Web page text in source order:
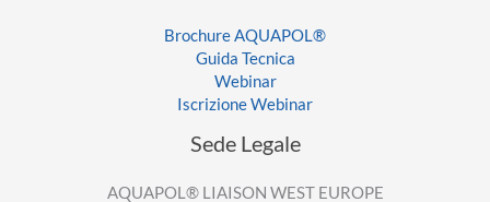
Brochure AQUAPOL®
Guida Tecnica
Webinar
Iscrizione Webinar
Sede Legale
AQUAPOL® LIAISON WEST EUROPE